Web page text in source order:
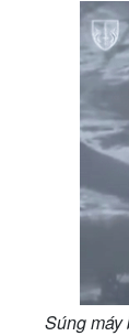
Súng máy